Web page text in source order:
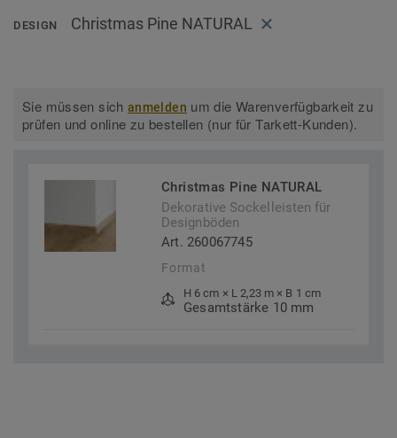
DESIGN Christmas Pine NATURAL
Sie müssen sichanmelden um die Warenverfügbarkeit zu
prüfen und online zu bestellen (nur für Tarkett-Kunden).
Christmas Pine NATURAL
Dekorative Sockelleisten für
Designböden
Art. 260067745
Format
H 6 cm × L 2,23 m × B 1 cm
Gesamtstärke 10 mm